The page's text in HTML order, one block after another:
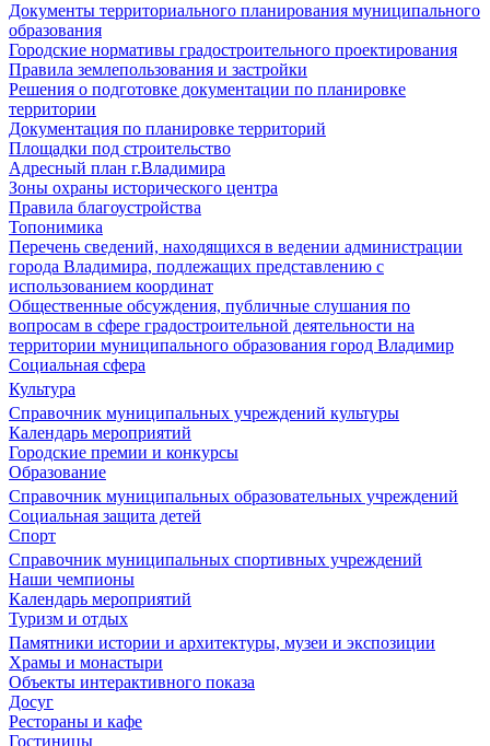
Документы территориального планирования муниципального
образования
Городские нормативы градостроительного проектирования
Правила землепользования и застройки
Решения о подготовке документации по планировке
территории
Документация по планировке территорий
Площадки под строительство
Адресный план г.Владимира
Зоны охраны исторического центра
Правила благоустройства
Топонимика
Перечень сведений, находящихся в ведении администрации
города Владимира, подлежащих представлению с
использованием координат
Общественные обсуждения, публичные слушания по
вопросам в сфере градостроительной деятельности на
территории муниципального образования город Владимир
Социальная сфера
Культура
Справочник муниципальных учреждений культуры
Календарь мероприятий
Городские премии и конкурсы
Образование
Справочник муниципальных образовательных учреждений
Социальная защита детей
Спорт
Справочник муниципальных спортивных учреждений
Наши чемпионы
Календарь мероприятий
Туризм и отдых
Памятники истории и архитектуры, музеи и экспозиции
Храмы и монастыри
Объекты интерактивного показа
Досуг
Рестораны и кафе
Гостиницы